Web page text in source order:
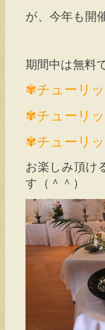
が、今年も開
期間中は無料
✾チューリ
✾チューリ
✾チューリ
お楽しみ頂け
す（＾＾）